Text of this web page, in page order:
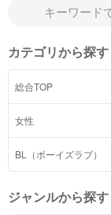
カテゴリから探す
総合TOP
女性
BL（ボーイズラブ）
ジャンルから探す